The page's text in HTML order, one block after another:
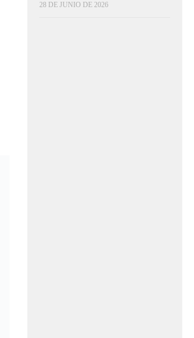
28 DE JUNIO DE 2026